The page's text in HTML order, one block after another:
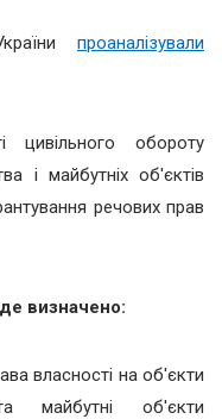
проаналізували
цивільного обороту
і майбутніх об'єктів
речових прав
визначено:
власності на об'єкти
майбутні об'єкти